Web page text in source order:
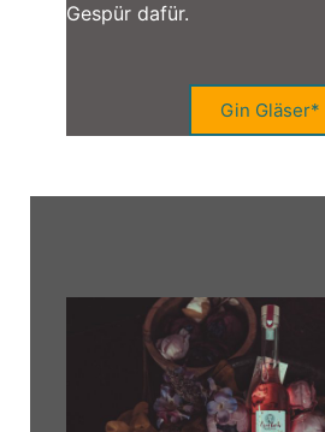
Gespür dafür.
Gin Gläser*